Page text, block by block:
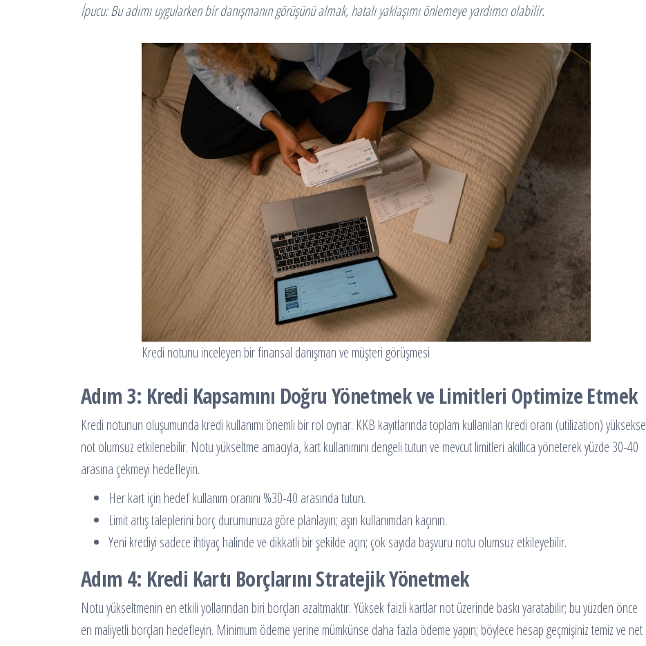
İpucu: Bu adımı uygularken bir danışmanın görüşünü almak, hatalı yaklaşımı önlemeye yardımcı olabilir.
Kredi notunu inceleyen bir finansal danışman ve müşteri görüşmesi
Adım 3: Kredi Kapsamını Doğru Yönetmek ve Limitleri Optimize Etmek
Kredi notunun oluşumunda kredi kullanımı önemli bir rol oynar. KKB kayıtlarında toplam kullanılan kredi oranı (utilization) yüksekse
not olumsuz etkilenebilir. Notu yükseltme amacıyla, kart kullanımını dengeli tutun ve mevcut limitleri akıllıca yöneterek yüzde 30-40
arasına çekmeyi hedefleyin.
Her kart için hedef kullanım oranını %30-40 arasında tutun.
Limit artış taleplerini borç durumunuza göre planlayın; aşırı kullanımdan kaçının.
Yeni krediyi sadece ihtiyaç halinde ve dikkatli bir şekilde açın; çok sayıda başvuru notu olumsuz etkileyebilir.
Adım 4: Kredi Kartı Borçlarını Stratejik Yönetmek
Notu yükseltmenin en etkili yollarından biri borçları azaltmaktır. Yüksek faizli kartlar not üzerinde baskı yaratabilir; bu yüzden önce
en maliyetli borçları hedefleyin. Minimum ödeme yerine mümkünse daha fazla ödeme yapın; böylece hesap geçmişiniz temiz ve net